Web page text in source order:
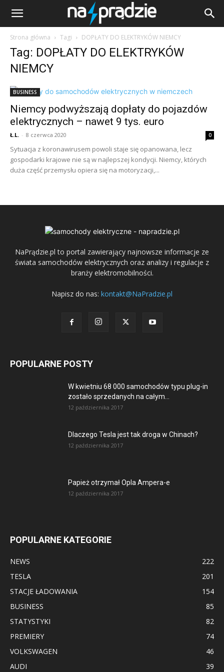
Strona główna Tagi DOPŁATY DO ELEKTRYKÓW NIEMCY
Tag: DOPŁATY DO ELEKTRYKÓW
NIEMCY
BUSINESS
Niemcy podwyższają dopłaty do pojazdów
elektrycznych – nawet 9 tys. euro
Ł.L. - 8 czerwca 2020 0
Sytuacja z koronawirusem powoli staje się opanowana, lecz
gospodarki krajowe nie są w najlepszej kondycji. Niemcy, których
duża część przemysłu opiera się na motoryzacji,...
NaPrądzie.pl to portal zawierający najnowsze informacje ze
świata samochodów elektrycznych oraz analizy i regulacje z
branży elektromobilności.
Napisz do nas: kontakt@NaPradzie.pl
POPULARNE POSTY
W kwietniu 68 000 samochodów typu plug-in
zostało sprzedanych na całym...
12 października 2017
Dlaczego Tesla jest tak droga w Chinach?
12 października 2017
Papież otrzymał Opla Ampera-e
12 października 2017
POPULARNE KATEGORIE
NEWS
222
TESLA
201
STACJE ŁADOWANIA
154
BUSINESS
85
STATYSTYKI
82
PREMIERY
74
VOLKSWAGEN
46
AUDI
39